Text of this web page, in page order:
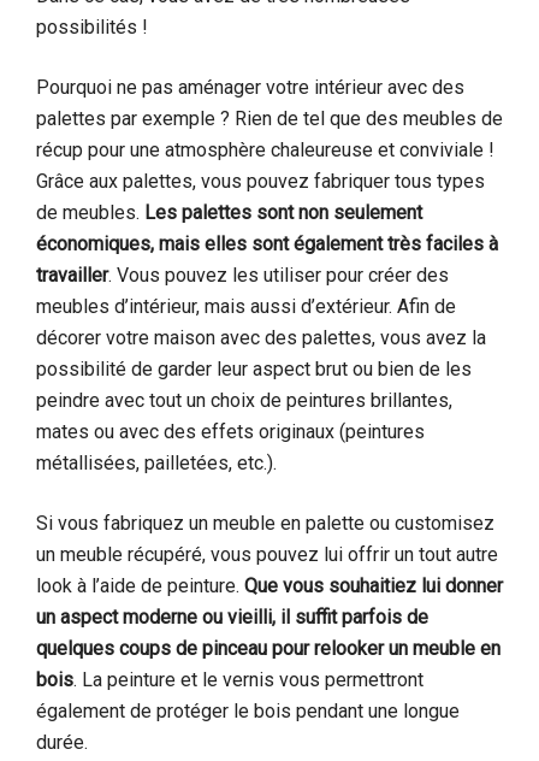
possibilités !
Pourquoi ne pas aménager votre intérieur avec des
palettes par exemple ? Rien de tel que des meubles de
récup pour une atmosphère chaleureuse et conviviale !
Grâce aux palettes, vous pouvez fabriquer tous types
de meubles. Les palettes sont non seulement
économiques, mais elles sont également très faciles à
travailler. Vous pouvez les utiliser pour créer des
meubles d’intérieur, mais aussi d’extérieur. Afin de
décorer votre maison avec des palettes, vous avez la
possibilité de garder leur aspect brut ou bien de les
peindre avec tout un choix de peintures brillantes,
mates ou avec des effets originaux (peintures
métallisées, pailletées, etc.).
Si vous fabriquez un meuble en palette ou customisez
un meuble récupéré, vous pouvez lui offrir un tout autre
look à l’aide de peinture. Que vous souhaitiez lui donner
un aspect moderne ou vieilli, il suffit parfois de
quelques coups de pinceau pour relooker un meuble en
bois. La peinture et le vernis vous permettront
également de protéger le bois pendant une longue
durée.